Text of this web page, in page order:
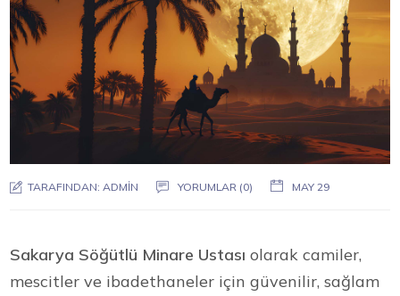
TARAFINDAN: ADMIN YORUMLAR (0) MAY 29
Sakarya Söğütlü Minare Ustası olarak camiler,
mescitler ve ibadethaneler için güvenilir, sağlam